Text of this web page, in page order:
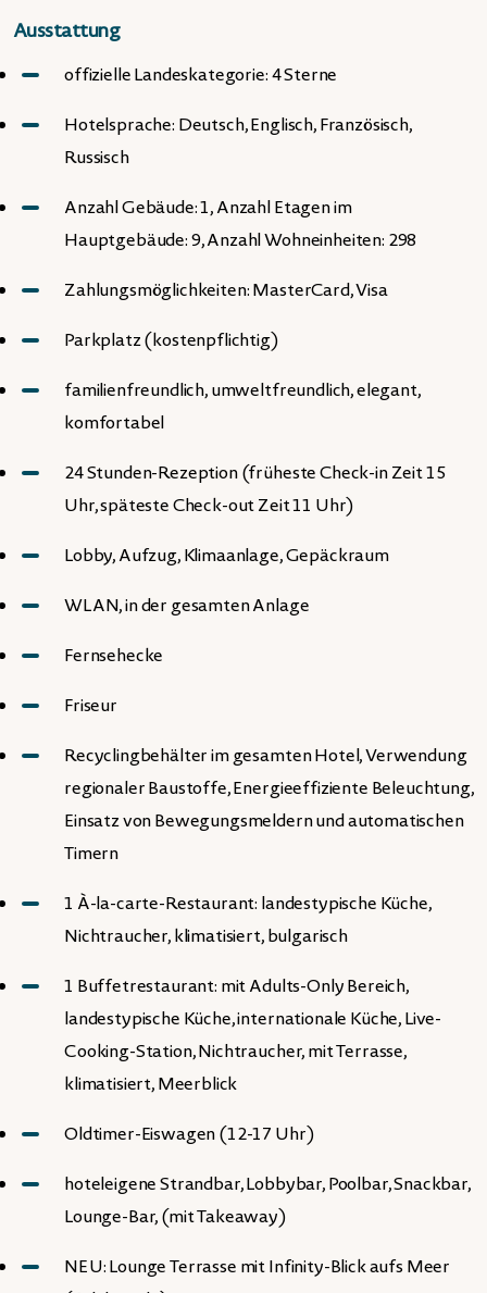
Ausstattung
offizielle Landeskategorie: 4 Sterne
Hotelsprache: Deutsch, Englisch, Französisch,
Russisch
Anzahl Gebäude: 1, Anzahl Etagen im
Hauptgebäude: 9, Anzahl Wohneinheiten: 298
Zahlungsmöglichkeiten: MasterCard, Visa
Parkplatz (kostenpflichtig)
familienfreundlich, umweltfreundlich, elegant,
komfortabel
24 Stunden-Rezeption (früheste Check-in Zeit 15
Uhr, späteste Check-out Zeit 11 Uhr)
Lobby, Aufzug, Klimaanlage, Gepäckraum
WLAN, in der gesamten Anlage
Fernsehecke
Friseur
Recyclingbehälter im gesamten Hotel, Verwendung
regionaler Baustoffe, Energieeffiziente Beleuchtung,
Einsatz von Bewegungsmeldern und automatischen
Timern
1 À-la-carte-Restaurant: landestypische Küche,
Nichtraucher, klimatisiert, bulgarisch
1 Buffetrestaurant: mit Adults-Only Bereich,
landestypische Küche, internationale Küche, Live-
Cooking-Station, Nichtraucher, mit Terrasse,
klimatisiert, Meerblick
Oldtimer-Eiswagen (12-17 Uhr)
hoteleigene Strandbar, Lobbybar, Poolbar, Snackbar,
Lounge-Bar, (mit Takeaway)
NEU: Lounge Terrasse mit Infinity-Blick aufs Meer